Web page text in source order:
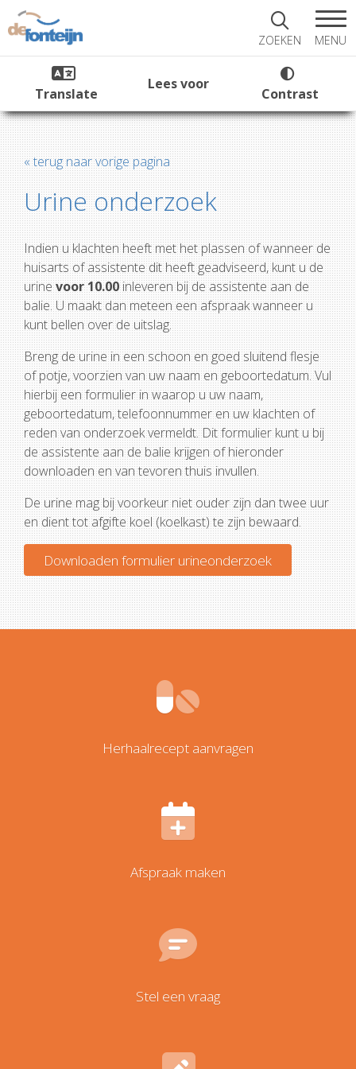
ZOEKEN MENU
Translate
Lees voor
Contrast
« terug naar vorige pagina
Urine onderzoek
Indien u klachten heeft met het plassen of wanneer de
huisarts of assistente dit heeft geadviseerd, kunt u de
urinevoor 10.00inleveren bij de assistente aan de
balie. U maakt dan meteen een afspraak wanneer u
kunt bellen over de uitslag.
Breng de urine in een schoon en goed sluitend flesje
of potje, voorzien van uw naam en geboortedatum. Vul
hierbij een formulier in waarop u uw naam,
geboortedatum, telefoonnummer en uw klachten of
reden van onderzoek vermeldt. Dit formulier kunt u bij
de assistente aan de balie krijgen of hieronder
downloaden en van tevoren thuis invullen.
De urine mag bij voorkeur niet ouder zijn dan twee uur
en dient tot afgifte koel (koelkast) te zijn bewaard.
Downloaden formulier urineonderzoek
Herhaalrecept aanvragen
Afspraak maken
Stel een vraag